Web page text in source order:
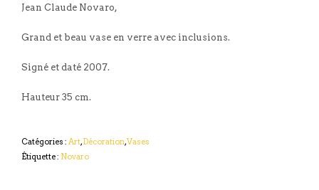
Jean Claude Novaro,
Grand et beau vase en verre avec inclusions.
Signé et daté 2007.
Hauteur 35 cm.
Catégories : Art,Décoration,Vases
Étiquette : Novaro